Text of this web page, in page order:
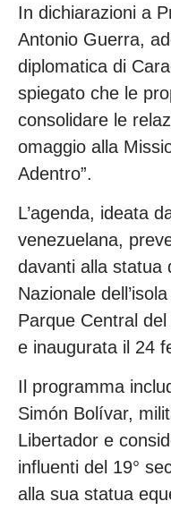
In dichiarazioni a
Antonio Guerra,
diplomatica di
spiegato che le
consolidare le
omaggio alla
Adentro”.
L’agenda, ideata
venezuelana,
davanti alla statua
Nazionale
Parque Central
e inaugurata il 24
Il programma
Simón Bolívar,
Libertador e
influenti del 19°
alla sua statua